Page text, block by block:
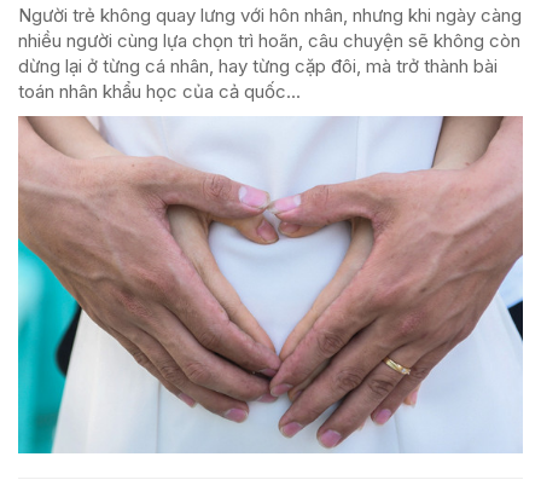
Người trẻ không quay lưng với hôn nhân, nhưng khi ngày càng
nhiều người cùng lựa chọn trì hoãn, câu chuyện sẽ không còn
dừng lại ở từng cá nhân, hay từng cặp đôi, mà trở thành bài
toán nhân khẩu học của cả quốc...